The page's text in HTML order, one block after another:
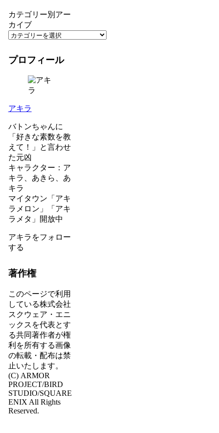
カテゴリー別アー
カイブ
プロフィール
アキラ
バトンちゃんに
「好きな素数を教
えて！」と言わせ
た元凶
キャラクター：ア
キラ、あきら、あ
キラ
マイタウン「アキ
ラメロン」「アキ
ラメタ」開放中
アキラをフォロー
する
著作権
このページで利用
している株式会社
スクウェア・エニ
ックスを代表とす
る共同著作者が権
利を所有する画像
の転載・配布は禁
止いたします。
(C) ARMOR
PROJECT/BIRD
STUDIO/SQUARE
ENIX All Rights
Reserved.